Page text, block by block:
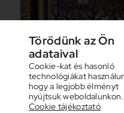
Törődünk az Ön
adataival
Cookie-kat és hasonló
technológiákat
hogy a legjobb élményt
nyújtsuk weboldalunkon.
Cookie tájékoztató